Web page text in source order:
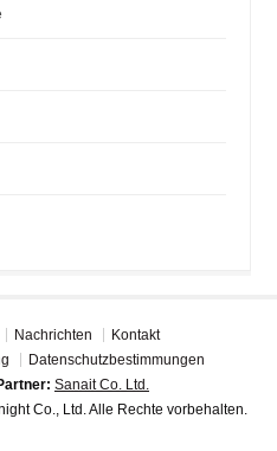
Nachrichten
Kontakt
Datenschutzbestimmungen
Sanait Co. Ltd.
Co., Ltd. Alle Rechte vorbehalten.